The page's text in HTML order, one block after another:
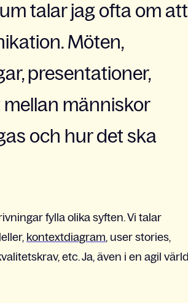
talar jag ofta om att
Möten,
presentationer,
människor
och hur det ska
fylla olika syften. Vi talar
kontextdiagram, user stories,
etc. Ja, även i en agil värld